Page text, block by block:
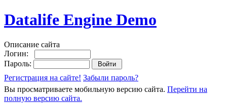
Datalife Engine Demo
Описание сайта
Логин:
Пароль:
Регистрация на сайте! Забыли пароль?
Вы просматриваете мобильную версию сайта. Перейти на
полную версию сайта.